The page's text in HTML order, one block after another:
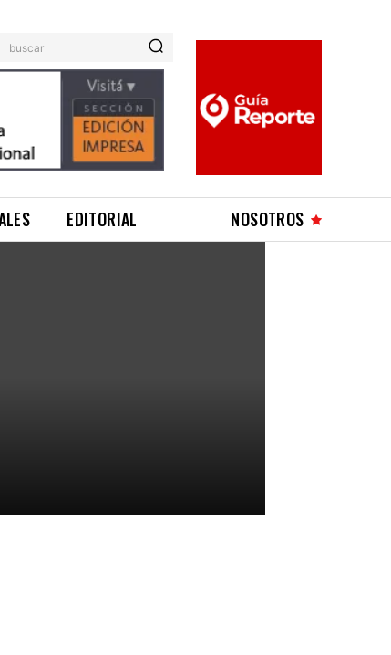
buscar
EDITORIAL NOSOTROS